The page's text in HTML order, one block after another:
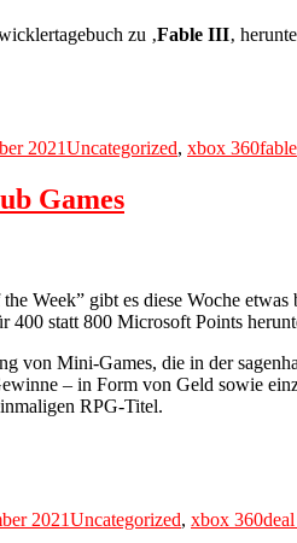
zu ‚Fable III‚
2021Uncategorized, xbox 360fable
Games
Week” gibt es diese Woche
statt 800 Microsoft Points
Mini-Games, die in der
– in Form von Geld sowie
RPG-Titel.
2021Uncategorized, xbox 360